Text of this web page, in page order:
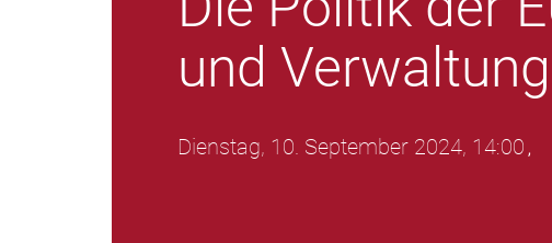
und
Dienstag, 10. September 2024, 14:00 ,